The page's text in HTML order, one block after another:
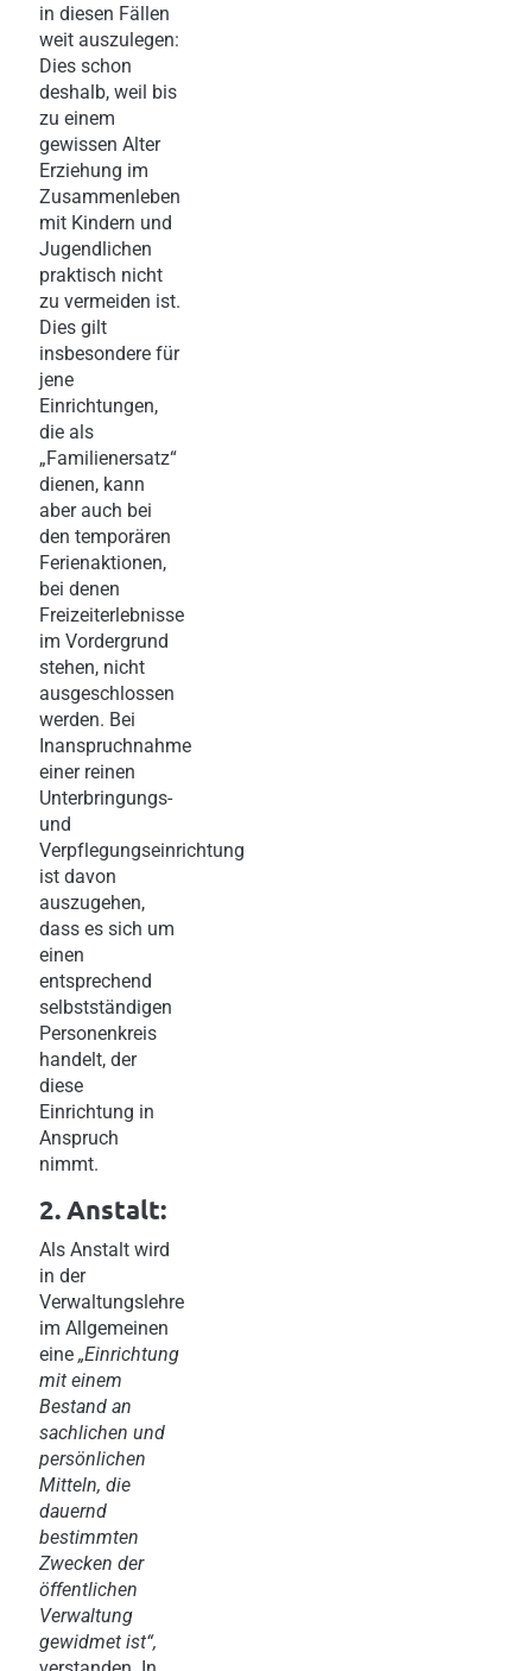
in diesen Fällen
weit auszulegen:
Dies schon
deshalb, weil bis
zu einem
gewissen Alter
Erziehung im
Zusammenleben
mit Kindern und
Jugendlichen
praktisch nicht
zu vermeiden ist.
Dies gilt
insbesondere für
jene
Einrichtungen,
die als
„Familienersatz“
dienen, kann
aber auch bei
den temporären
Ferienaktionen,
bei denen
Freizeiterlebnisse
im Vordergrund
stehen, nicht
ausgeschlossen
werden. Bei
Inanspruchnahme
einer reinen
Unterbringungs-
und
Verpflegungseinrichtung
ist davon
auszugehen,
dass es sich um
einen
entsprechend
selbstständigen
Personenkreis
handelt, der
diese
Einrichtung in
Anspruch
nimmt.
2. Anstalt:
Als Anstalt wird
in der
Verwaltungslehre
im Allgemeinen
eine „Einrichtung
mit einem
Bestand an
sachlichen und
persönlichen
Mitteln, die
dauernd
bestimmten
Zwecken der
öffentlichen
Verwaltung
gewidmet ist“,